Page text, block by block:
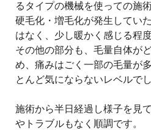
るタイプの機械を使っての施
硬毛化・増毛化が発生してい
はなく、少し暖かく感じる程
その他の部分も、毛量自体が
め、痛みはごく一部の毛量が
とんど気にならないレベルで
施術から半日経過し様子を見
やトラブルもなく順調です。